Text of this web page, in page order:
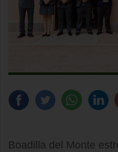
Boadilla del Monte